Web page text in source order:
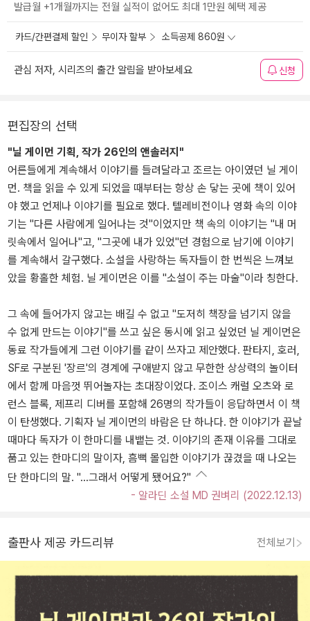
발급월 +1개월까지는 전월 실적이 없어도 최대 1만원 혜택 제공
카드/간편결제 할인 무이자 할부 소득공제 860원
관심 저자, 시리즈의 출간 알림을 받아보세요 신청
편집장의 선택
"닐 게이먼 기획, 작가 26인의 앤솔러지"
어른들에게 계속해서 이야기를 들려달라고 조르는 아이였던 닐 게이
먼. 책을 읽을 수 있게 되었을 때부터는 항상 손 닿는 곳에 책이 있어
야 했고 언제나 이야기를 필요로 했다. 텔레비전이나 영화 속의 이야
기는 "다른 사람에게 일어나는 것"이었지만 책 속의 이야기는 "내 머
릿속에서 일어나"고, "그곳에 내가 있었"던 경험으로 남기에 이야기
를 계속해서 갈구했다. 소설을 사랑하는 독자들이 한 번씩은 느껴보
았을 황홀한 체험. 닐 게이먼은 이를 "소설이 주는 마술"이라 칭한다.
그 속에 들어가지 않고는 배길 수 없고 "도저히 책장을 넘기지 않을
수 없게 만드는 이야기"를 쓰고 싶은 동시에 읽고 싶었던 닐 게이먼은
동료 작가들에게 그런 이야기를 같이 쓰자고 제안했다. 판타지, 호러,
SF로 구분된 '장르'의 경계에 구애받지 않고 무한한 상상력의 놀이터
에서 함께 마음껏 뛰어놀자는 초대장이었다. 조이스 캐럴 오츠와 로
런스 블록, 제프리 디버를 포함해 26명의 작가들이 응답하면서 이 책
이 탄생했다. 기획자 닐 게이먼의 바람은 단 하나다. 한 이야기가 끝날
때마다 독자가 이 한마디를 내뱉는 것. 이야기의 존재 이유를 그대로
품고 있는 한마디의 말이자, 흠뻑 몰입한 이야기가 끊겼을 때 나오는
단 한마디의 말. "…그래서 어떻게 됐어요?"
- 알라딘 소설 MD 권벼리 (2022.12.13)
출판사 제공 카드리뷰 전체보기